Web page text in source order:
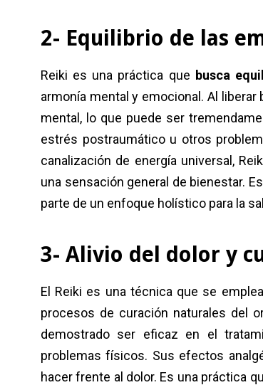
2- Equilibrio de las
Reiki es una práctica que busca
armonía mental y emocional. Al
mental, lo que puede ser
estrés postraumático u otros
canalización de energía universal,
una sensación general de bienestar.
parte de un enfoque holístico para la
3- Alivio del dolor y
El Reiki es una técnica que se
procesos de curación naturales del
demostrado ser eficaz en el
problemas físicos. Sus efectos
hacer frente al dolor. Es una práctica